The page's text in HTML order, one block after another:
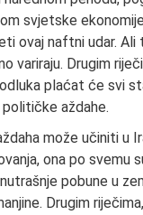
svjetske
ovaj naftni udar. Ali
variraju. Drugim
plaćat će svi
aždahe.
može učiniti u
ona po svemu
pobune u
Drugim